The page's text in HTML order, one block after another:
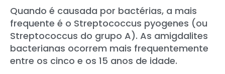
Quando é causada por bactérias, a mais
frequente é o Streptococcus pyogenes (ou
Streptococcus do grupo A). As amigdalites
bacterianas ocorrem mais frequentemente
entre os cinco e os 15 anos de idade.